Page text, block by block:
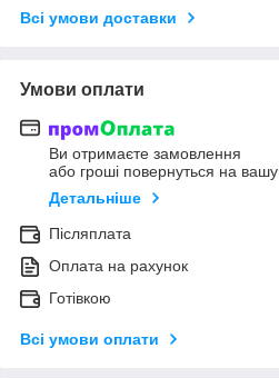
Всі умови доставки
Умови оплати
Ви отримаєте замовлення
або гроші повернуться на вашу
Детальніше
Післяплата
Оплата на рахунок
Готівкою
Всі умови оплати